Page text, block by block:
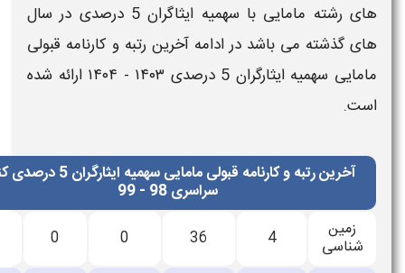
رشته مامایی با سهمیه ایثاگران 5 درصدی
در سال
گذشته می باشد در ادامهآخرین رتبه و کارنامه قبولی
سهمیه ایثارگران 5 درصدی ۱۴۰۳ - ۱۴۰۴
ارائه شده
آخرین رتبه و کارنامه قبولی مامایی سهمیه ایثارگران 5 درصدی کنکور
سراسری 98 - 99